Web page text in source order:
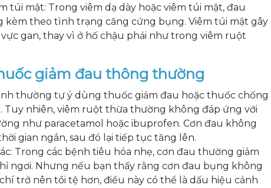
túi mật: Trong viêm dạ dày hoặc viêm túi mật, đau
theo tình trạng căng cứng bụng. Viêm túi mật gây
gan, thay vì ở hố chậu phải như trong viêm ruột
giảm đau thông thường
thường tự ý dùng thuốc giảm đau hoặc thuốc chống
Tuy nhiên, viêm ruột thừa thường không đáp ứng với
như paracetamol hoặc ibuprofen. Cơn đau không
gian ngắn, sau đó lại tiếp tục tăng lên.
Trong các bệnh tiêu hóa nhẹ, cơn đau thường giảm
ngơi. Nhưng nếu bạn thấy rằng cơn đau bụng không
trở nên tồi tệ hơn, điều này có thể là dấu hiệu cảnh